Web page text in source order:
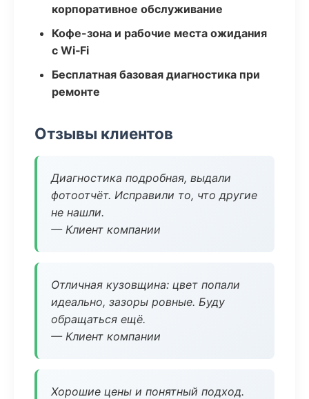
корпоративное обслуживание
Кофе-зона и рабочие места ожидания
с Wi‑Fi
Бесплатная базовая диагностика при
ремонте
Отзывы клиентов
Диагностика подробная, выдали
фотоотчёт. Исправили то, что другие
не нашли.
— Клиент компании
Отличная кузовщина: цвет попали
идеально, зазоры ровные. Буду
обращаться ещё.
— Клиент компании
Хорошие цены и понятный подход.